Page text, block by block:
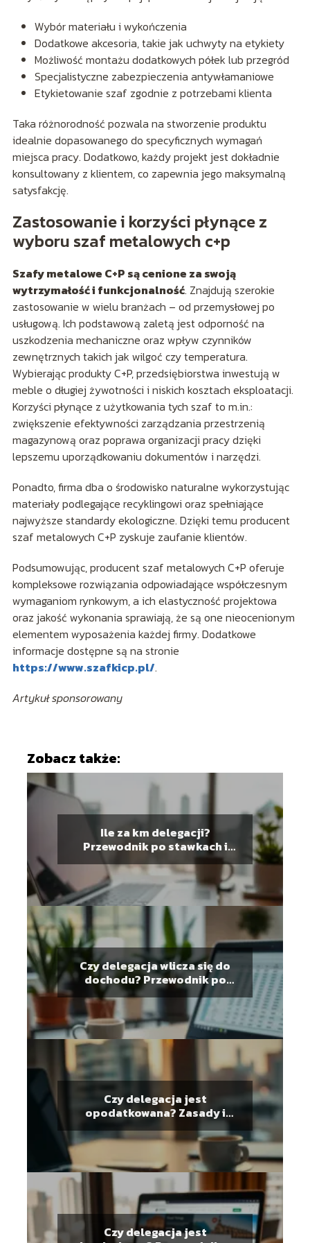
Wybór materiału i wykończenia
Dodatkowe akcesoria, takie jak uchwyty na etykiety
Możliwość montażu dodatkowych półek lub przegród
Specjalistyczne zabezpieczenia antywłamaniowe
Etykietowanie szaf zgodnie z potrzebami klienta
Taka różnorodność pozwala na stworzenie produktu
idealnie dopasowanego do specyficznych wymagań
miejsca pracy. Dodatkowo, każdy projekt jest dokładnie
konsultowany z klientem, co zapewnia jego maksymalną
satysfakcję.
Zastosowanie i korzyści płynące z
wyboru szaf metalowych c+p
Szafy metalowe C+P są cenione za swoją
wytrzymałość i funkcjonalność. Znajdują szerokie
zastosowanie w wielu branżach – od przemysłowej po
usługową. Ich podstawową zaletą jest odporność na
uszkodzenia mechaniczne oraz wpływ czynników
zewnętrznych takich jak wilgoć czy temperatura.
Wybierając produkty C+P, przedsiębiorstwa inwestują w
meble o długiej żywotności i niskich kosztach eksploatacji.
Korzyści płynące z użytkowania tych szaf to m.in.:
zwiększenie efektywności zarządzania przestrzenią
magazynową oraz poprawa organizacji pracy dzięki
lepszemu uporządkowaniu dokumentów i narzędzi.
Ponadto, firma dba o środowisko naturalne wykorzystując
materiały podlegające recyklingowi oraz spełniające
najwyższe standardy ekologiczne. Dzięki temu producent
szaf metalowych C+P zyskuje zaufanie klientów.
Podsumowując, producent szaf metalowych C+P oferuje
kompleksowe rozwiązania odpowiadające współczesnym
wymaganiom rynkowym, a ich elastyczność projektowa
oraz jakość wykonania sprawiają, że są one nieocenionym
elementem wyposażenia każdej firmy. Dodatkowe
informacje dostępne są na stronie
https://www.szafkicp.pl/.
Artykuł sponsorowany
Zobacz także:
Ile za km delegacji?
Przewodnik po stawkach i
rozliczeniach
Czy delegacja wlicza się do
dochodu? Przewodnik po
przepisach
Czy delegacja jest
opodatkowana? Zasady i
przepisy dotyczące diet
Czy delegacja jest